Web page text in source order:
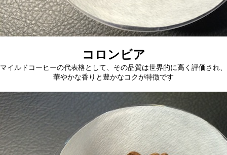
コロンビア
マイルドコーヒーの代表格として、その品質は世界的に高く評価され、
華やかな香りと豊かなコクが特徴です